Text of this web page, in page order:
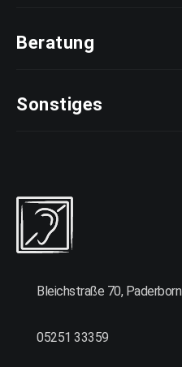
Beratung
Sonstiges
Bleichstraße 70, Paderborn
05251 33359